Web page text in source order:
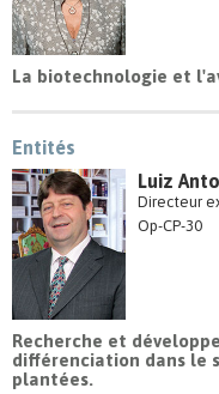
La biotechnologie et
Entités
Luiz
Directeur
Op-CP-30
Recherche et
différenciation dans le
plantées.